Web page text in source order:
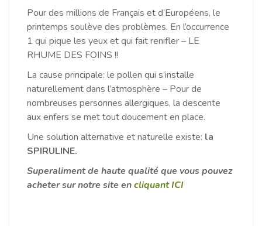
Pour des millions de Français et d’Européens, le
printemps soulève des problèmes. En l’occurrence
1 qui pique les yeux et qui fait renifler – LE
RHUME DES FOINS !!
La cause principale: le pollen qui s’installe
naturellement dans l’atmosphère – Pour de
nombreuses personnes allergiques, la descente
aux enfers se met tout doucement en place.
Une solution alternative et naturelle existe: la
SPIRULINE.
Superaliment de haute qualité que vous pouvez
acheter sur notre site encliquant ICI